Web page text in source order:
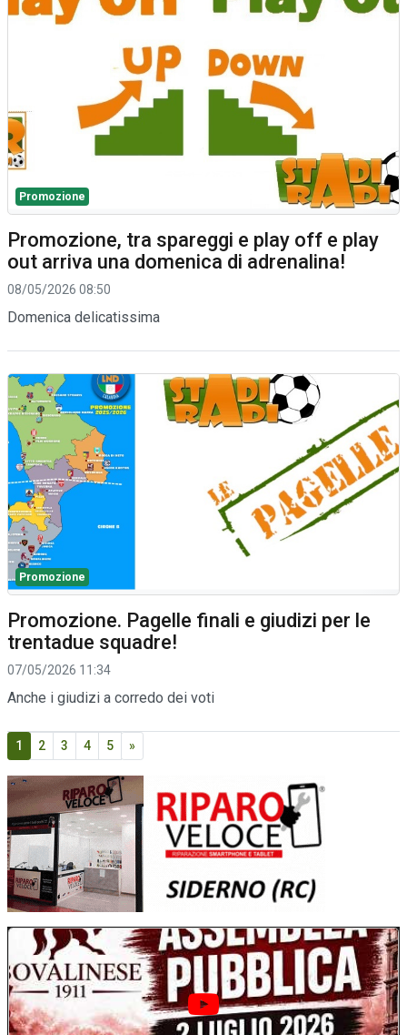
Promozione
Promozione, tra spareggi e play off e play
out arriva una domenica di adrenalina!
08/05/2026 08:50
Domenica delicatissima
Promozione
Promozione. Pagelle finali e giudizi per le
trentadue squadre!
07/05/2026 11:34
Anche i giudizi a corredo dei voti
1 2 3 4 5 »